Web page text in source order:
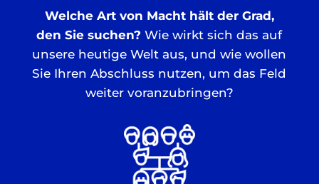
Welche Art von Macht hält der Grad,
den Sie suchen? Wie wirkt sich das auf
unsere heutige Welt aus, und wie wollen
Sie Ihren Abschluss nutzen, um das Feld
weiter voranzubringen?